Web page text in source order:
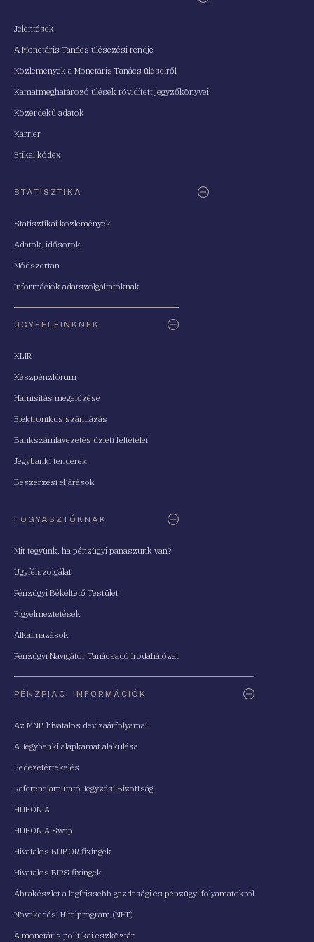
Jelentések
A Monetáris Tanács ülésezési rendje
Közlemények a Monetáris Tanács üléseiről
Kamatmeghatározó ülések rövidített jegyzőkönyvei
Közérdekű adatok
Karrier
Etikai kódex
STATISZTIKA
Statisztikai közlemények
Adatok, idősorok
Módszertan
Információk adatszolgáltatóknak
ÜGYFELEINKNEK
KLIR
Készpénzfórum
Hamisítás megelőzése
Elektronikus számlázás
Bankszámlavezetés üzleti feltételei
Jegybanki tenderek
Beszerzési eljárások
FOGYASZTÓKNAK
Mit tegyünk, ha pénzügyi panaszunk van?
Ügyfélszolgálat
Pénzügyi Békéltető Testület
Figyelmeztetések
Alkalmazások
Pénzügyi Navigátor Tanácsadó Irodahálózat
PÉNZPIACI INFORMÁCIÓK
Az MNB hivatalos devizaárfolyamai
A Jegybanki alapkamat alakulása
Fedezetértékelés
Referenciamutató Jegyzési Bizottság
HUFONIA
HUFONIA Swap
Hivatalos BUBOR fixingek
Hivatalos BIRS fixingek
Ábrakészlet a legfrissebb gazdasági és pénzügyi folyamatokról
Növekedési Hitelprogram (NHP)
A monetáris politikai eszköztár